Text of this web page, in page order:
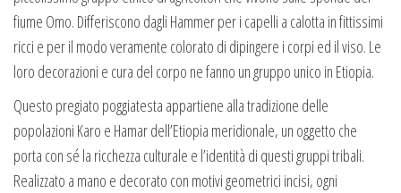
fiume Omo. Differiscono dagli Hammer per i capelli a calotta in fittissimi
ricci e per il modo veramente colorato di dipingere i corpi ed il viso. Le
loro decorazioni e cura del corpo ne fanno un gruppo unico in Etiopia.
Questo pregiato poggiatesta appartiene alla tradizione delle
popolazioni Karo e Hamar dell’Etiopia meridionale, un oggetto che
porta con sé la ricchezza culturale e l’identità di questi gruppi tribali.
Realizzato a mano e decorato con motivi geometrici incisi, ogni